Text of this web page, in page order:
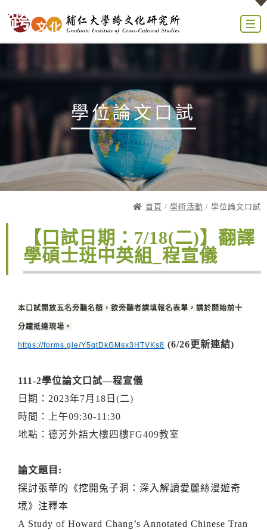
學位論文口試
首頁 / 學術活動 / 學位論文口試
【口試日期：7/18(二)】翻譯
學碩士班中英組_程宣儀
本口試開放五名旁聽名額，欲旁聽者請填報名表單，請於開始前十
分鐘抵達現場。
https://forms.gle/Y5qtDkGMsx3HTVKs8 (6/26更新連結)
111-2學位論文口試—程宣儀
日期：2023年7月18日(二)
時間：上午09:30-11:30
地點：德芳外語大樓四樓FG409教室
論文題目:
探討張華的《挖開兔子洞：深入解讀愛麗絲漫遊奇
境》注釋本
A Study of Howard Chang’s Annotated Chinese Tran